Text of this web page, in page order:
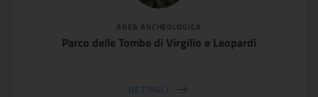
AREA ARCHEOLOGICA
Parco delle Tombe di Virgilio e Leopardi
DETTAGLI